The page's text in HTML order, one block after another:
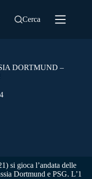
Cerca
DORTMUND –
si gioca l’andata delle
Dortmund e PSG. L’1